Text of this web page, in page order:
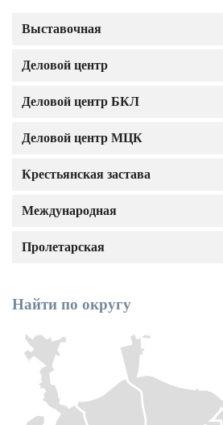
Найти по округу
Выставочная
Деловой центр
Деловой центр БКЛ
Деловой центр МЦК
Крестьянская застава
Международная
Пролетарская